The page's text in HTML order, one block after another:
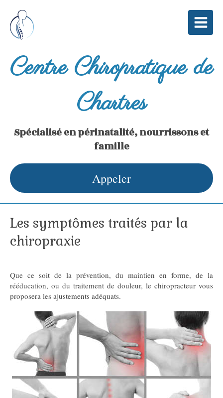
Centre Chiropratique de
Chartres
Spécialisé en périnatalité, nourrissons et
famille
Appeler
Les symptômes traités par la
chiropraxie
Que ce soit de la prévention, du maintien en forme, de la
rééducation, ou du traitement de douleur, le chiropracteur vous
proposera les ajustements adéquats.